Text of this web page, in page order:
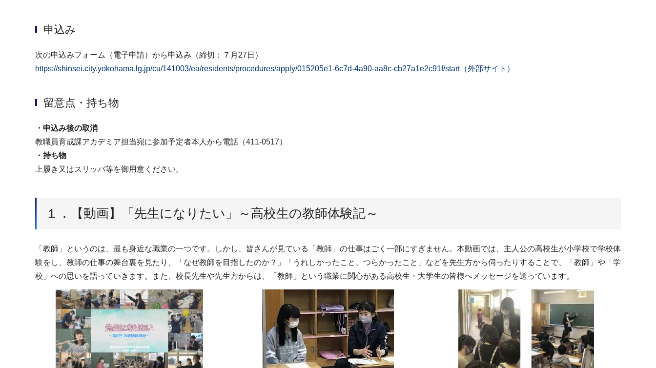
申込み
次の申込みフォーム（電子申請）から申込み（締切：７月27日）
https://shinsei.city.yokohama.lg.jp/cu/141003/ea/residents/procedures/apply/015205e1-6c7d-4a90-aa8c-cb27a1e2c91f/start（外部サイト）
留意点・持ち物
・申込み後の取消
教職員育成課アカデミア担当宛に参加予定者本人から電話（411-0517）
・持ち物
上履き又はスリッパ等を御用意ください。
１．【動画】「先生になりたい」～高校生の教師体験記～
「教師」というのは、最も身近な職業の一つです。しかし、皆さんが見ている「教師」の仕事はごく一部にすぎません。本動画では、主人公の高校生が小学校で学校体
験をし、教師の仕事の舞台裏を見たり、「なぜ教師を目指したのか？」「うれしかったこと、つらかったこと」などを先生方から伺ったりすることで、「教師」や「学
校」への思いを語っていきます。また、校長先生や先生方からは、「教師」という職業に関心がある高校生・大学生の皆様へメッセージを送っています。